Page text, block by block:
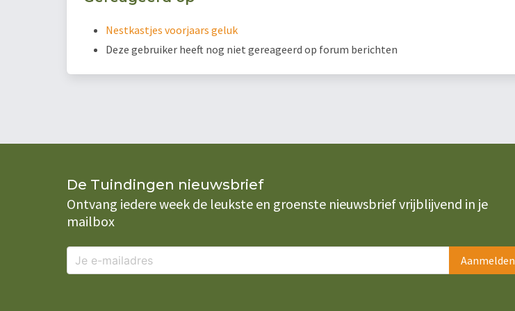
Nestkastjes voorjaars geluk
Deze gebruiker heeft nog niet gereageerd op forum berichten
De Tuindingen nieuwsbrief
Ontvang iedere week de leukste en groenste nieuwsbrief vrijblijvend in je
mailbox
Aanmelden